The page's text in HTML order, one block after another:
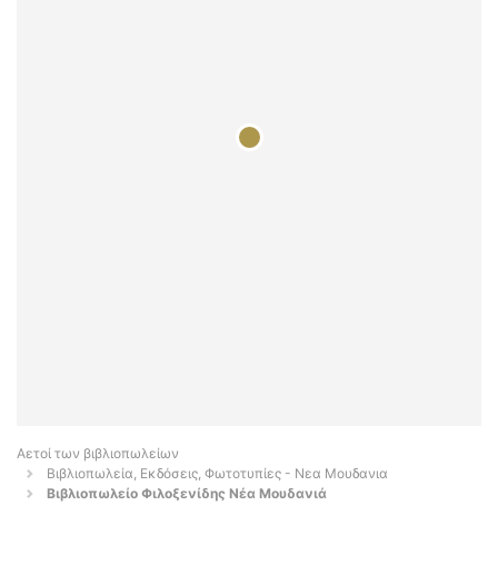
Αετοί των βιβλιοπωλείων
Βιβλιοπωλεία, Εκδόσεις, Φωτοτυπίες - Νεα Μουδανια
Βιβλιοπωλείο Φιλοξενίδης Νέα Μουδανιά